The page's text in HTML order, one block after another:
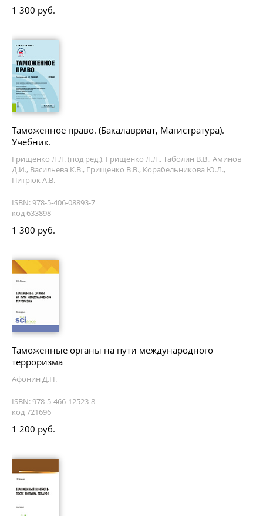
1 300 руб.
Таможенное право. (Бакалавриат, Магистратура).
Учебник.
Грищенко Л.Л. (под ред.), Грищенко Л.Л., Таболин В.В., Аминов
Д.И., Васильева К.В., Грищенко В.В., Корабельникова Ю.Л.,
Питрюк А.В.
ISBN: 978-5-406-08893-7
код 633898
1 300 руб.
Таможенные органы на пути международного
терроризма
Афонин Д.Н.
ISBN: 978-5-466-12523-8
код 721696
1 200 руб.